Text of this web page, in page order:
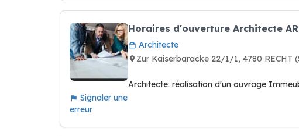
Signaler une
erreur
Horaires d'ouverture Architecte
Architecte
Zur Kaiserbaracke 22/1/1, 4780
Architecte: réalisation d'un ouvrage